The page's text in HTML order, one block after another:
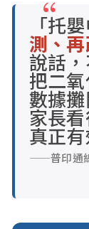
「托
測、
說話
把二
數據
家長
真正有
——普印通